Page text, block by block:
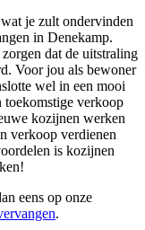
je zult ondervinden
in Denekamp.
dat de uitstraling
Voor jou als bewoner
wel in een mooi
verkoop
kozijnen werken
verkoop verdienen
is kozijnen
eens op onze
.